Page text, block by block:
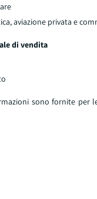
aviazione privata e
di vendita
sono fornite per